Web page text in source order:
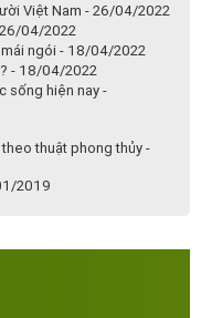
Việt Nam - 26/04/2022
04/2022
ngói - 18/04/2022
- 18/04/2022
sống hiện nay -
thuật phong thủy -
2019